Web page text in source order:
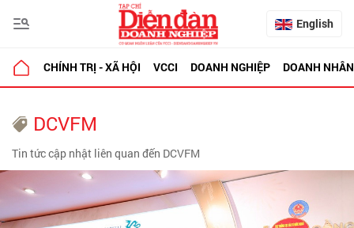
English
CHÍNH TRỊ - XÃ HỘI VCCI DOANH NGHIỆP DOANH NHÂN
DCVFM
Tin tức cập nhật liên quan đến DCVFM